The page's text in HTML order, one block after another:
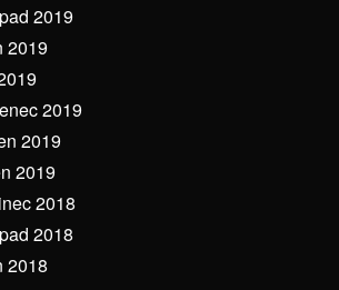
2019
2019
2019
2019
2019
2018
2018
2018